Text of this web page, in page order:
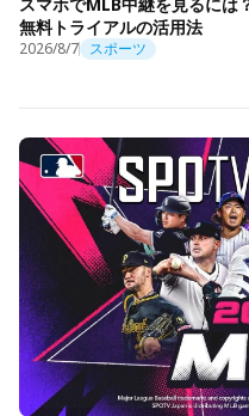
無料トライアルの活用法
2026/8/7 スポーツ